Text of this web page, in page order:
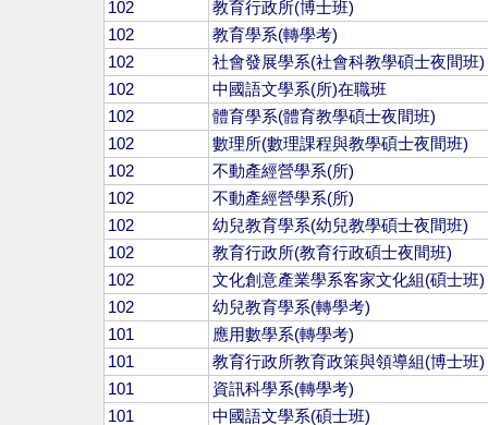
102
教育行政所(博士班)
102
教育學系(轉學考)
102
社會發展學系(社會科教學碩士夜間班)
102
中國語文學系(所)在職班
102
體育學系(體育教學碩士夜間班)
102
數理所(數理課程與教學碩士夜間班)
102
不動產經營學系(所)
102
不動產經營學系(所)
102
幼兒教育學系(幼兒教學碩士夜間班)
102
教育行政所(教育行政碩士夜間班)
102
文化創意產業學系客家文化組(碩士班)
102
幼兒教育學系(轉學考)
101
應用數學系(轉學考)
101
教育行政所教育政策與領導組(博士班)
101
資訊科學系(轉學考)
101
中國語文學系(碩士班)